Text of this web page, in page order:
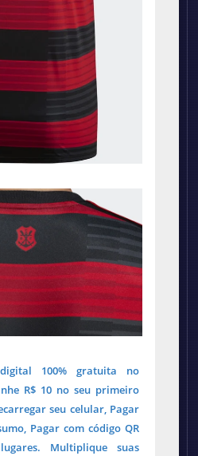
100% gratuita no
R$ 10 no seu primeiro
seu celular, Pagar
Pagar com código QR
Multiplique suas